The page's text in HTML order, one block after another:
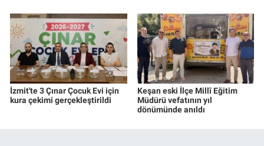
İzmit'te 3 Çınar Çocuk Evi için
kura çekimi gerçekleştirildi
Keşan eski İlçe Millî Eğitim
Müdürü vefatının yıl
dönümünde anıldı